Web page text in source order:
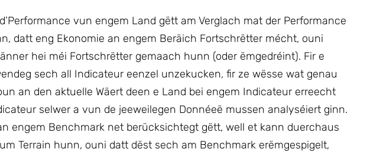
vun engem Land gëtt am Verglach mat der Performance
datt eng Ekonomie an engem Beräich Fortschrëtter mécht, ouni
hei méi Fortschrëtter gemaach hunn (oder ëmgedréint). Fir e
sech all Indicateur eenzel unzekucken, fir ze wësse wat genau
an den aktuelle Wäert deen e Land bei engem Indicateur erreecht
selwer a vun de jeeweilegen Donnéeë mussen analyséiert ginn.
engem Benchmark net berücksichtegt gëtt, well et kann duerchaus
Terrain hunn, ouni datt dëst sech am Benchmark erëmgespigelt,